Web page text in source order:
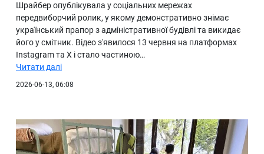
Шрайбер опублікувала у соціальних мережах
передвиборчий ролик, у якому демонстративно знімає
український прапор з адміністративної будівлі та викидає
його у смітник. Відео з'явилося 13 червня на платформах
Instagram та X і стало частиною…
Читати далі
2026-06-13, 06:08